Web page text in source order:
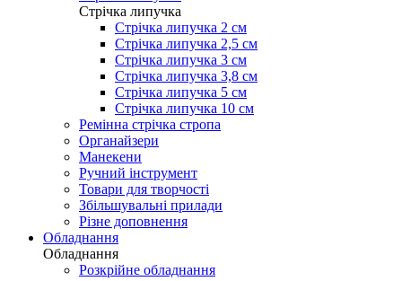
Стрічка липучка
Стрічка липучка 2 см
Стрічка липучка 2,5 см
Стрічка липучка 3 см
Стрічка липучка 3,8 см
Стрічка липучка 5 см
Стрічка липучка 10 см
Ремінна стрічка стропа
Органайзери
Манекени
Ручний інструмент
Товари для творчості
Збільшувальні прилади
Різне доповнення
Обладнання
Обладнання
Розкрійне обладнання